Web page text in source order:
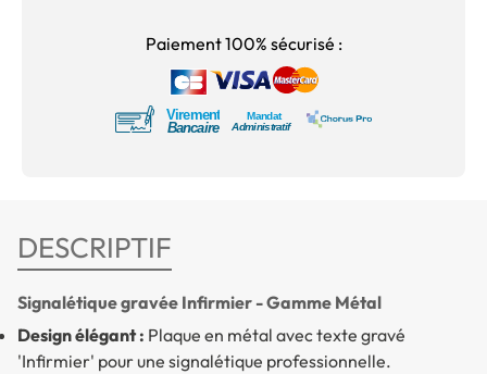
Paiement 100% sécurisé :
DESCRIPTIF
Signalétique gravée Infirmier - Gamme Métal
Design élégant : Plaque en métal avec texte gravé
'Infirmier' pour une signalétique professionnelle.